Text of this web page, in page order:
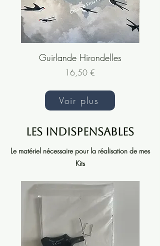
Guirlande Hirondelles
Prix
16,50 €
Voir plus
Les indispensables
Le matériel nécessaire pour la réalisation de mes
Kits